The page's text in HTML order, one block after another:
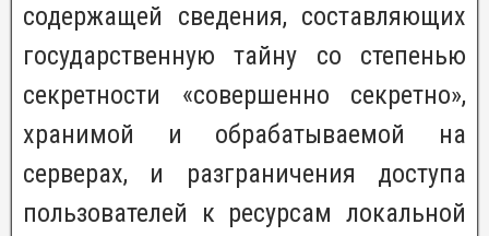
содержащей сведения, составляющих
государственную тайну со степенью
секретности «совершенно секретно»,
хранимой и обрабатываемой на
серверах, и разграничения доступа
пользователей к ресурсам локальной